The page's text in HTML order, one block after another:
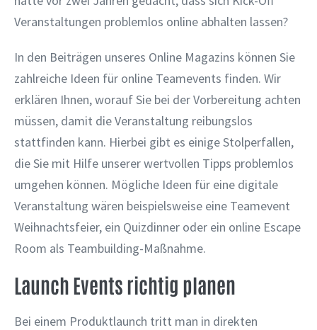
Veranstaltungen problemlos online abhalten lassen?
In den Beiträgen unseres Online Magazins können Sie
zahlreiche Ideen für online Teamevents finden. Wir
erklären Ihnen, worauf Sie bei der Vorbereitung achten
müssen, damit die Veranstaltung reibungslos
stattfinden kann. Hierbei gibt es einige Stolperfallen,
die Sie mit Hilfe unserer wertvollen Tipps problemlos
umgehen können. Mögliche Ideen für eine digitale
Veranstaltung wären beispielsweise eine Teamevent
Weihnachtsfeier, ein Quizdinner oder ein online Escape
Room als Teambuilding-Maßnahme.
Launch Events richtig planen
Bei einem Produktlaunch tritt man in direkten